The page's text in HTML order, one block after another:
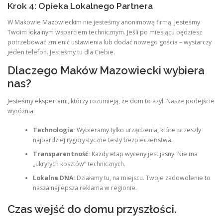
Krok 4: Opieka Lokalnego Partnera
W Makowie Mazowieckim nie jesteśmy anonimową firmą. Jesteśmy
Twoim lokalnym wsparciem technicznym. Jeśli po miesiącu będziesz
potrzebować zmienić ustawienia lub dodać nowego gościa – wystarczy
jeden telefon. Jesteśmy tu dla Ciebie.
Dlaczego Maków Mazowiecki wybiera
nas?
Jesteśmy ekspertami, którzy rozumieją, że dom to azyl. Nasze podejście
wyróżnia:
Technologia: Wybieramy tylko urządzenia, które przeszły
najbardziej rygorystyczne testy bezpieczeństwa.
Transparentność: Każdy etap wyceny jest jasny. Nie ma
„ukrytych kosztów” technicznych.
Lokalne DNA: Działamy tu, na miejscu. Twoje zadowolenie to
nasza najlepsza reklama w regionie.
Czas wejść do domu przyszłości.